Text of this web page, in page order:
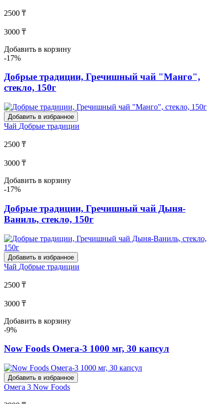
2500 ₸
3000 ₸
Добавить в корзину
-17%
Добрые традиции, Гречишный чай "Манго",
стекло, 150г
Добавить в избранное
Чай Добрые традиции
2500 ₸
3000 ₸
Добавить в корзину
-17%
Добрые традиции, Гречишный чай Дыня-
Ваниль, стекло, 150г
Добавить в избранное
Чай Добрые традиции
2500 ₸
3000 ₸
Добавить в корзину
-9%
Now Foods Омега-3 1000 мг, 30 капсул
Добавить в избранное
Омега 3 Now Foods